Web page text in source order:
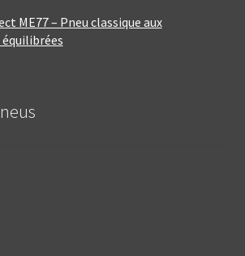
ME77 – Pneu classique aux